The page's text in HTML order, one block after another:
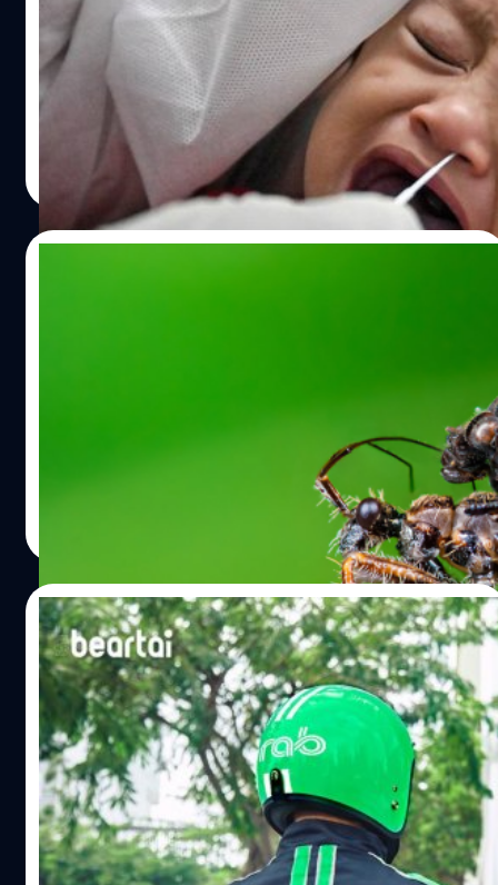
อาดัม บาบา (Adham Baba) รัฐมนตรีกระทรวงสาธารณสุข
กล่าวเมื่อวานนี้ (31 พ.ค.)​ นับจนถึงปัจจุบันแล้ว มีทารกและ
เด็กทั้งหมด 82,341 คนในมาเลเซียที่มีผลตรวจโควิด-19 เป็น
บวก บาบา ได้แจกแจงตัวเลขออกมาอย่างละเอียด ดังนี้ - เด็ก
อายุต่ำกว่า 4 ปี มีจำนวนเคสทั้งสิ้น 19,851 เคส - เด็กที่มีอายุ
ระหว่าง 5-6 ปี มีจำนวนเคสทั้งสิ้น 8,237 เคส - เด็กอายุ
ระหว่าง 7-12 ปี มีจำนวนเคสทั้งสิ้น 26,851 เคส - และเด็กอายุ
ระหว่าง 13-17 ปี มีจำนวนเคสติดเชื้อที่มากที่สุดด้วยจำนวน
27,402 เคส อย่างไรก็ตาม ทาง ดร. อาดัม บาบา กล่าวว่าไม่มี
ความรับผิดชอบมากขึ้นในการปกป้องเด็กจากการติดเชื้อ เช่น
สรวิชญ์ พระสุจริตวงศ์| 1895 days ago
Read More
เรียกว่า “มวน” หรือ “Bugs” เป็นกลุ่มแมลงที่มีมากเป็นอันดับที่
6 ของแมลงทั้งหมด มีจำนวนถึง 44 วงศ์ (Family) มีทั้งเป็น
แมลงที่อาศัยอยู่บนบกและหลายชนิดอาศัยในน้ำ จัดเป็นแมลง
ขนาดกลางถึงขนาดใหญ่ มีสีดำหรือน้ำตาล แมลงในวงศ์นี้ส่วน
ใหญ่เป็นตัวห้ำ ดูดกินของเหลวในตัวแมลงอื่นเป็นอาหาร และ
บางชนิดดูดกินเลือดสัตว์ แต่ก็มีหลายชนิดที่ชอบดูดเลือดสัตว์
ใหญ่ที่เป็นสัตว์เลือดอุ่น รวมทั้งคนเราด้วย เมื่อเราถูกมันต่อย
จะทำให้เกิดเป็นแผลผื่นแดง และเจ็บปวด ตัวมวนเพชฌฆาตนี้
พบได้ในประเทศมาเลเซีย มันมีขนาดตัวที่เล็กมาก เพียงแค่
ครึ่งนิ้วเท่านั้น แต่เหตุที่มันได้ฉายาว่า "เพชฌฆาต" ที่ฟังดูน่า
กลัวนั้น ก็เพราะลักษณะนิสัยของมันนี่ล่ะ อาหารหลักของมวน
เพชฌฆาตก็คือ "มด" วิธีการบริโภคของมันก็ช่างน่าขยะแขยง
เมื่อมันจับตัวเหยื่อได้ มันจะใช้ปากแหลมเจาะเข้าไปแล้วฉีด
สารเอนไซม์ สารนี้จะมีฤทธิ์รุนแรงไปทำลายอวัยวะภายในให้
กลายเป็นของเหลว จากนั้นเจ้ามวนเพชฌฆาตก็จะดูดกินด้วย
ความเอร็ดอร่อย แต่หลังจากดูดกินแล้ว ภารกิจของมวน
เพชฌฆาตยังไม่จบแค่นั้น เมื่อร่างเหยื่อถูกดูดกินของเหลว
ภายในจนหมดสิ้นแล้ว ก็เหลือแค่โครงแข็งด้านนอกเท่านั้น
26/11/2019
Grab นำร่องเปิดบริการเรียกรถมอเตอร์ไซค์
รับจ้างในมาเลเซียไล่ตามติด Gojek
Grab แอปบริการเรียกรถมอเตอร์ไซค์รับจ้างได้เปิดตัวนำร่อง
ให้บริการในมาเลเซีย ซึ่งกำลังตามติด Gojek คู่แข่งระดับ
ภูมิภาคที่ได้เริ่มเปิดให้บริการในมาเลเซียเมื่อก่อนหน้านี้เกือบ
หนึ่งเดือนและกำลังอยู่ในช่วงทดสอบให้บริการด้วยระยะเวลา
ที่จำกัด Grab บริษัทมีฐานที่มั่นสำคัญเพื่อกำกับดูแลธุรกิจ
ภายในภูมิภาคอาเซียนอยู่ที่สิงคโปร์ ซึ่งปีที่แล้ว Uber ก็เข้ามา
ศิลา วงศ์เจริญ| 2447 days ago